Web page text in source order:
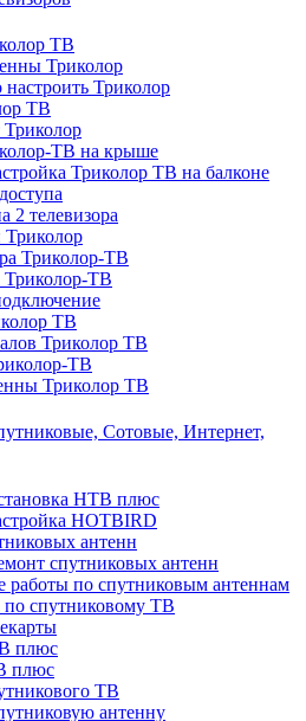
ТВ
Триколор
Триколор
ТВ
Триколор
ТВ на крыше
Триколор ТВ на балконе
2 телевизора
Триколор
Триколор-ТВ
Триколор-ТВ
ТВ
Триколор ТВ
ТВ
Триколор ТВ
Сотовые, Интернет,
НТВ плюс
HOTBIRD
антенн
спутниковых антенн
работы по спутниковым антеннам
по спутниковому ТВ
плюс
плюс
ТВ
антенну